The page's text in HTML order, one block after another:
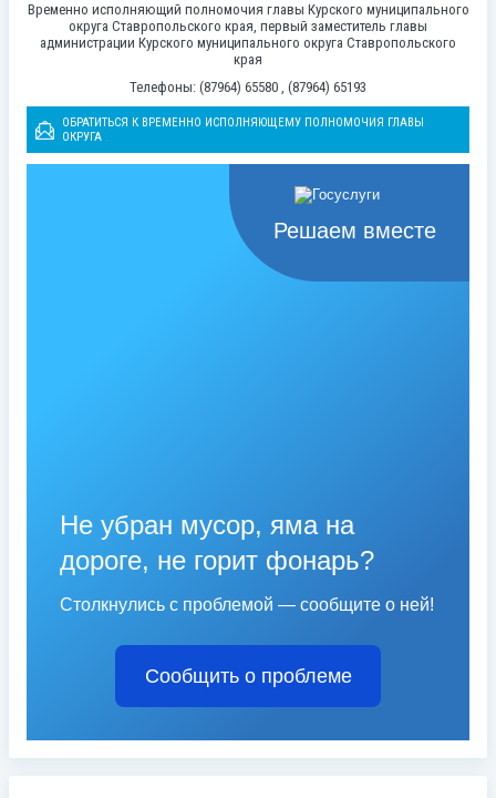
Временно исполняющий полномочия главы Курского муниципального
округа Ставропольского края, первый заместитель главы
администрации Курского муниципального округа Ставропольского
края
Телефоны: (87964) 65580 , (87964) 65193
ОБРАТИТЬСЯ К ВРЕМЕННО ИСПОЛНЯЮЩЕМУ ПОЛНОМОЧИЯ ГЛАВЫ
ОКРУГА
Решаем вместе
Не убран мусор, яма на
дороге, не горит фонарь?
Столкнулись с проблемой — сообщите о ней!
Сообщить о проблеме